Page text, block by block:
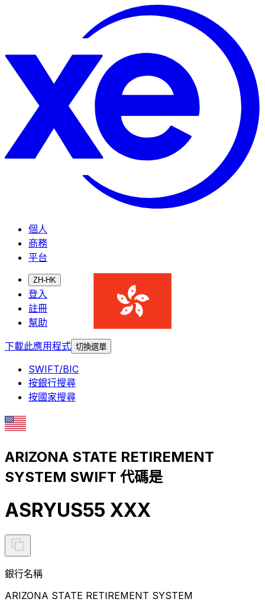
個人
商務
平台
ZH-HK
登入
註冊
幫助
下載此應用程式 切換選單
SWIFT/BIC
按銀行搜尋
按國家搜尋
ARIZONA STATE RETIREMENT
SYSTEM SWIFT 代碼是
ASRYUS55 XXX
銀行名稱
ARIZONA STATE RETIREMENT SYSTEM